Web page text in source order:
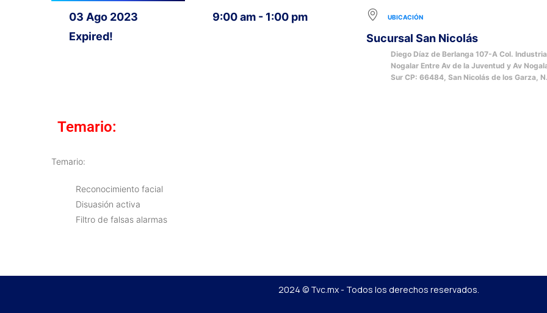
03 Ago 2023
Expired!
9:00 am - 1:00 pm UBICACIÓN
Sucursal San Nicolás
Diego Díaz de Berlanga 107-A Col.
Nogalar Entre Av de la Juventud y Av
Sur CP: 66484, San Nicolás de los Garza,
Temario:
Temario:
Reconocimiento facial
Disuasión activa
Filtro de falsas alarmas
2024 © Tvc.mx - Todos los derechos reservados.